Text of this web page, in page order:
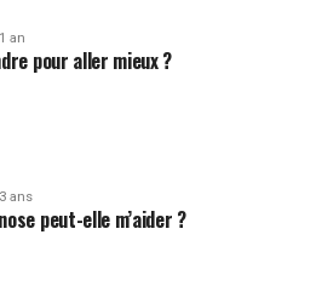
an
pour aller mieux ?
ans
peut-elle m’aider ?